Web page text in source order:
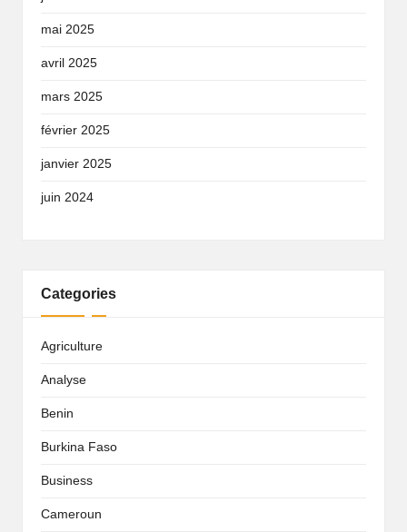
mai 2025
avril 2025
mars 2025
février 2025
janvier 2025
juin 2024
Categories
Agriculture
Analyse
Benin
Burkina Faso
Business
Cameroun